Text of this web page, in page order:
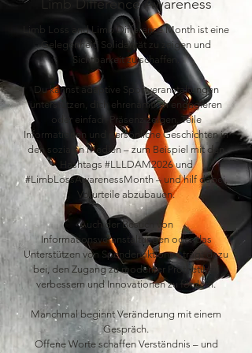
Limb Difference Awareness
Limb Loss and Limb Difference Month ist eine
Gelegenheit, Solidarität zu zeigen und
Sichtbarkeit zu schaffen.
Du kannst adaptive Sportveranstaltungen
unterstützen, dich ehrenamtlich engagieren
oder einfach Präsenz zeigen. Teile
Informationen und persönliche Geschichten in
den sozialen Medien – zum Beispiel mit den
Hashtags #LLLDAM2026 und
#LimbLossAwarenessMonth – und hilf dabei,
Vorurteile abzubauen.
Auch der Besuch von
Informationsveranstaltungen oder das
Unterstützen von Spendenaktionen trägt dazu
bei, den Zugang zu moderner Prothetik zu
verbessern und Innovationen zu fördern.
Manchmal beginnt Veränderung mit einem
Gespräch.
Offene Worte schaffen Verständnis – und